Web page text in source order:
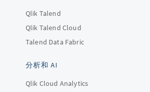
Qlik Talend
Qlik Talend Cloud
Talend Data Fabric
分析和 AI
Qlik Cloud Analytics